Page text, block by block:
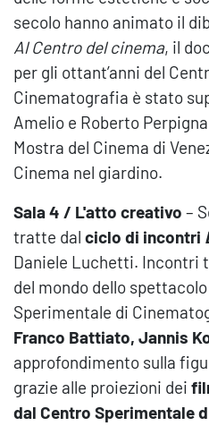
secolo hanno animato il
Al Centro del cinema, il
per gli ottant’anni del
Cinematografia è stato
Amelio e Roberto
Mostra del Cinema di
Cinema nel giardino.
Sala 4 / L'atto creativo –
tratte dal ciclo di incontri
Daniele Luchetti. Incontri
del mondo dello
Sperimentale di
Franco Battiato, Jannis
approfondimento sulla
grazie alle proiezioni dei
dal Centro Sperimentale